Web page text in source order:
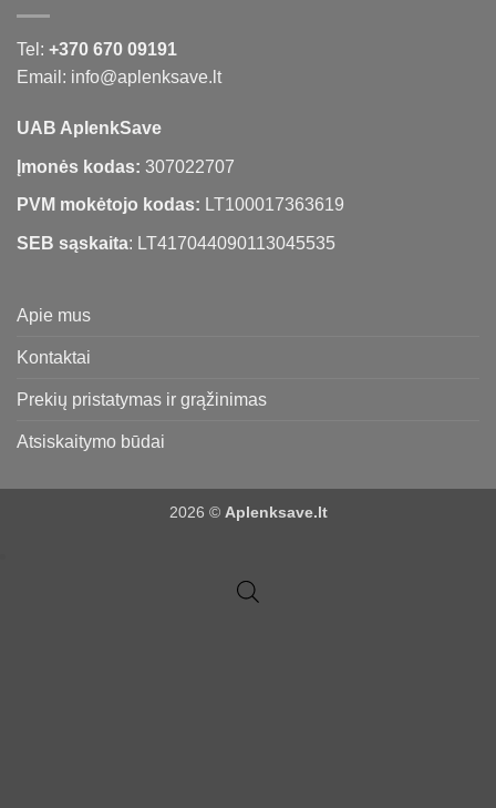
Tel: +370 670 09191
Email: info@aplenksave.lt
UAB AplenkSave
Įmonės kodas: 307022707
PVM mokėtojo kodas: LT100017363619
SEB sąskaita: LT417044090113045535
Apie mus
Kontaktai
Prekių pristatymas ir grąžinimas
Atsiskaitymo būdai
2026 © Aplenksave.lt